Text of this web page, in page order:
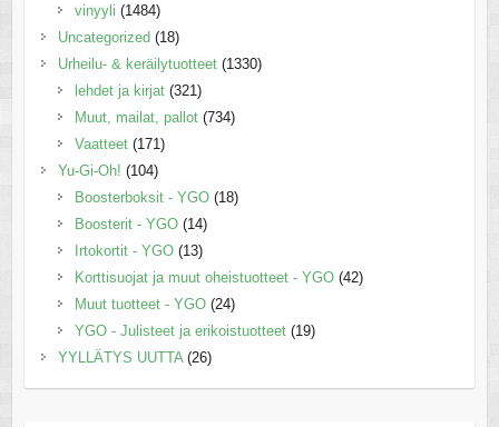
vinyyli (1484)
Uncategorized (18)
Urheilu- & keräilytuotteet (1330)
lehdet ja kirjat (321)
Muut, mailat, pallot (734)
Vaatteet (171)
Yu-Gi-Oh! (104)
Boosterboksit - YGO (18)
Boosterit - YGO (14)
Irtokortit - YGO (13)
Korttisuojat ja muut oheistuotteet - YGO (42)
Muut tuotteet - YGO (24)
YGO - Julisteet ja erikoistuotteet (19)
YYLLÄTYS UUTTA (26)